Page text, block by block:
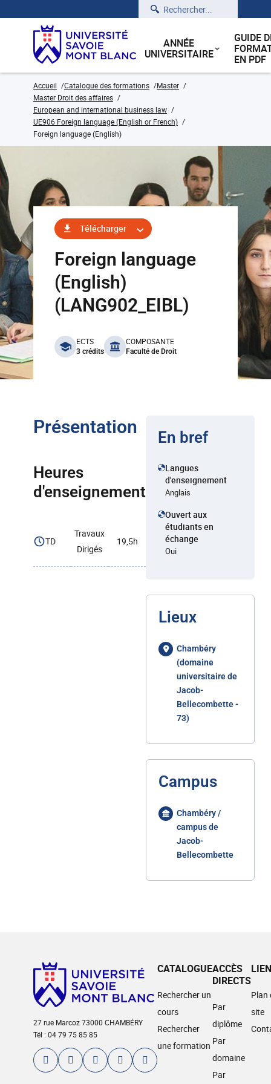
Rechercher
ANNÉE
UNIVERSITAIRE
GUIDE
EN PDF
Accueil Catalogue des formations
Master
Master Droit des affaires
European and international business law
UE906 Foreign language (English or French)
Foreign language (English)
Télécharger
Foreign language
(English)
(LANG902_EIBL)
benefits
ECTS
3 crédits
COMPOSANTE
Faculté de Droit
Présentation
Heures
d'enseignement
TD
Travaux
Dirigés
19,5h
En bref
Langues
d'enseignement
Anglais
Ouvert aux
étudiants en
échange
Oui
Lieux
Chambéry
(domaine
universitaire de
Jacob-
Bellecombette -
73)
Campus
Chambéry /
campus de
Jacob-
Bellecombette
27 rue Marcoz 73000 CHAMBÉRY
Tél : 04 79 75 85 85
CATALOGUE
Rechercher un
cours
Rechercher
une formation
ACCÈS
DIRECTS
Par
diplôme
Par
domaine
Par
Plan
site